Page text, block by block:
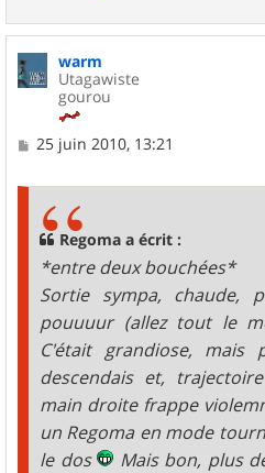
warm
Utagawiste
gourou
M
25 juin 2010, 13:21
Regoma a écrit :
*entre deux bouchées*
Sortie sympa, chaude,
pouuuur (allez tout le
C'était grandiose,
descendais et,
main droite frappe
un Regoma en mode
le dos
Mais bon, plus